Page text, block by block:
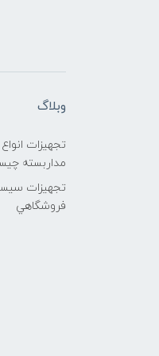
وبلاگ
تجهیزات
مداربسته
تجهیزات
فروشگاهي